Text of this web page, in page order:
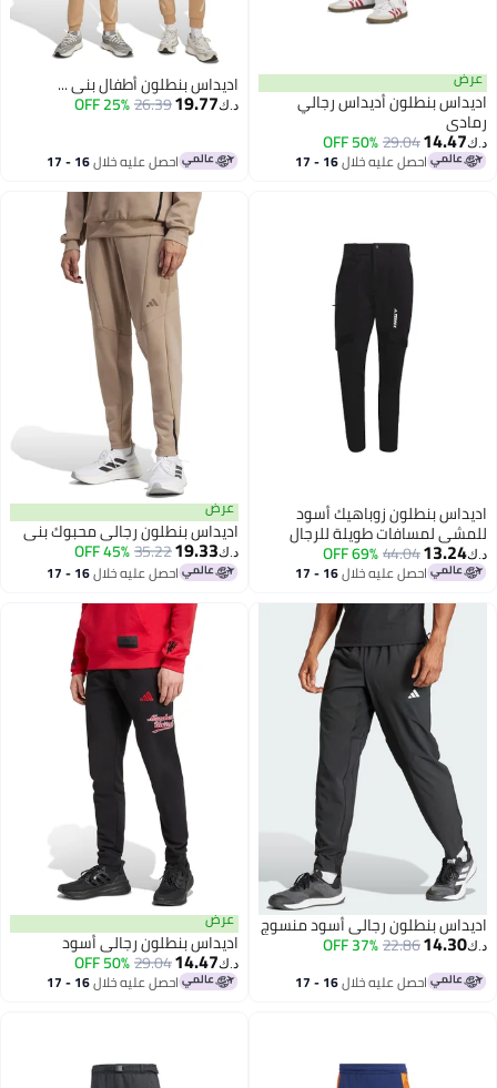
بنطلون أديداس رجالي
14.47
29.04
50% OFF
احصل عليه خلال 16 - 17
اديداس بنطلون أطفال بني ...
19.77
26.39
25% OFF
احصل عليه خلال 16 - 17
بنطلون زوباهيك أسود
لمسافات طويلة للرجال
13.24
44.04
69% OFF
احصل عليه خلال 16 - 17
عرض
اديداس بنطلون رجالي محبوك بني
19.33
35.22
45% OFF
احصل عليه خلال 16 - 17
بنطلون رجالي أسود منسوج
14.30
22.86
37% OFF
احصل عليه خلال 16 - 17
عرض
اديداس بنطلون رجالي أسود
14.47
29.04
50% OFF
احصل عليه خلال 16 - 17